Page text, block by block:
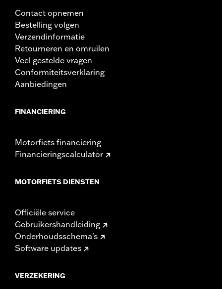
Contact opnemen
Bestelling volgen
Verzendinformatie
Retourneren en omruilen
Veel gestelde vragen
Conformiteitsverklaring
Aanbiedingen
FINANCIERING
Motorfiets financiering
Financieringscalculator
MOTORFIETS DIENSTEN
Officiële service
Gebruikershandleiding
Onderhoudsschema's
Software updates
VERZEKERING